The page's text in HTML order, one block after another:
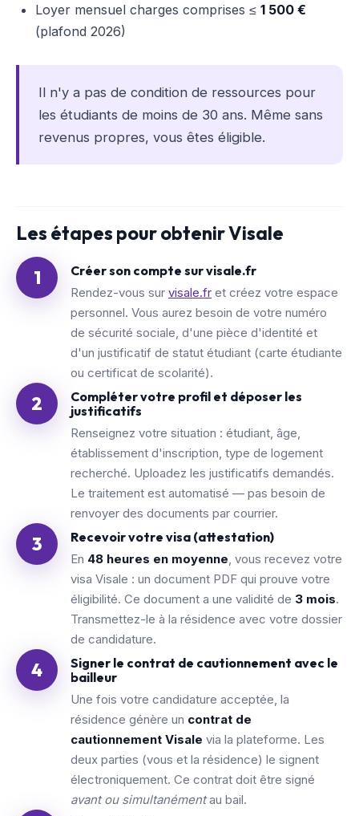
Loyer mensuel charges comprises ≤ 1 500 €
(plafond 2026)
Il n'y a pas de condition de ressources pour
les étudiants de moins de 30 ans. Même sans
revenus propres, vous êtes éligible.
Les étapes pour obtenir Visale
1 Créer son compte sur visale.fr
Rendez-vous sur visale.fr et créez votre espace
personnel. Vous aurez besoin de votre numéro
de sécurité sociale, d'une pièce d'identité et
d'un justificatif de statut étudiant (carte étudiante
ou certificat de scolarité).
2
Compléter votre profil et déposer les
justificatifs
Renseignez votre situation : étudiant, âge,
établissement d'inscription, type de logement
recherché. Uploadez les justificatifs demandés.
Le traitement est automatisé — pas besoin de
renvoyer des documents par courrier.
3 Recevoir votre visa (attestation)
En 48 heures en moyenne , vous recevez votre
visa Visale : un document PDF qui prouve votre
éligibilité. Ce document a une validité de 3 mois.
Transmettez-le à la résidence avec votre dossier
de candidature.
4
Signer le contrat de cautionnement avec le
bailleur
Une fois votre candidature acceptée, la
résidence génère un contrat de
cautionnement Visale via la plateforme. Les
deux parties (vous et la résidence) le signent
électroniquement. Ce contrat doit être signé
avant ou simultanémentau bail.